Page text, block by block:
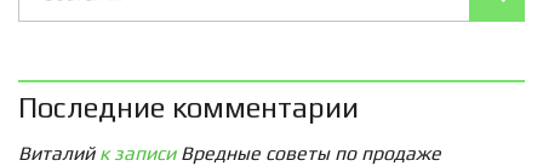
Последние комментарии
Виталийк записи Вредные советы по продаже